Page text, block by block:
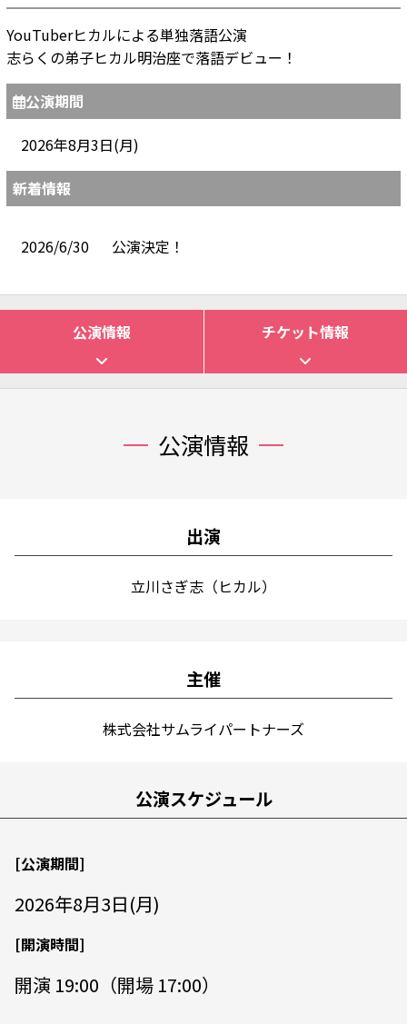
YouTuberヒカルによる単独落語公演
志らくの弟子ヒカル明治座で落語デビュー！
公演期間
2026年8月3日(月)
新着情報
2026/6/30 公演決定！
公演情報 チケット情報
公演情報
出演
立川さぎ志（ヒカル）
主催
株式会社サムライパートナーズ
公演スケジュール
[公演期間]
2026年8月3日(月)
[開演時間]
開演 19:00（開場 17:00）